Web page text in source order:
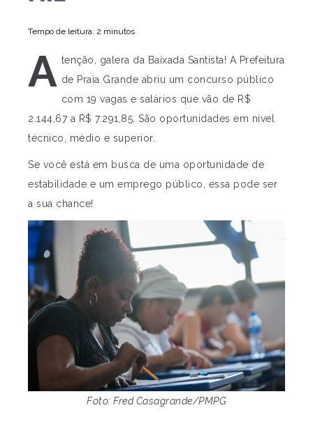
Tempo de leitura: 2 minutos
A tenção, galera da Baixada Santista! A Prefeitura
de Praia Grande abriu um concurso público
com 19 vagas e salários que vão de R$
2.144,67 a R$ 7.291,85. São oportunidades em nível
técnico, médio e superior.
Se você está em busca de uma oportunidade de
estabilidade e um emprego público, essa pode ser
a sua chance!
Foto: Fred Casagrande/PMPG